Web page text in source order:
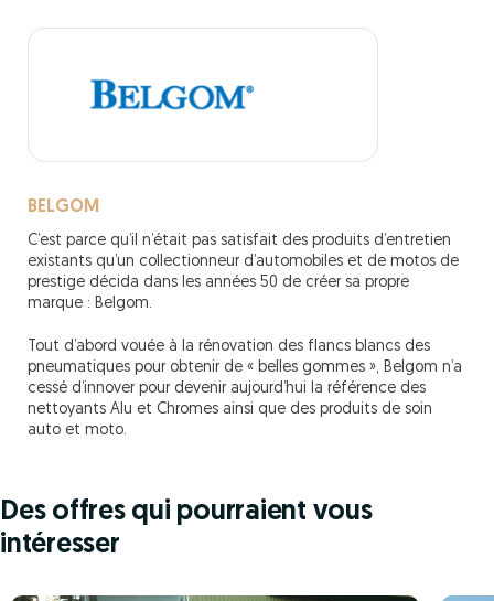
BELGOM
C’est parce qu’il n’était pas satisfait des produits d’entretien
existants qu’un collectionneur d’automobiles et de motos de
prestige décida dans les années 50 de créer sa propre
marque : Belgom.
Tout d’abord vouée à la rénovation des flancs blancs des
pneumatiques pour obtenir de « belles gommes », Belgom n’a
cessé d’innover pour devenir aujourd’hui la référence des
nettoyants Alu et Chromes ainsi que des produits de soin
auto et moto.
Des offres qui pourraient vous
intéresser